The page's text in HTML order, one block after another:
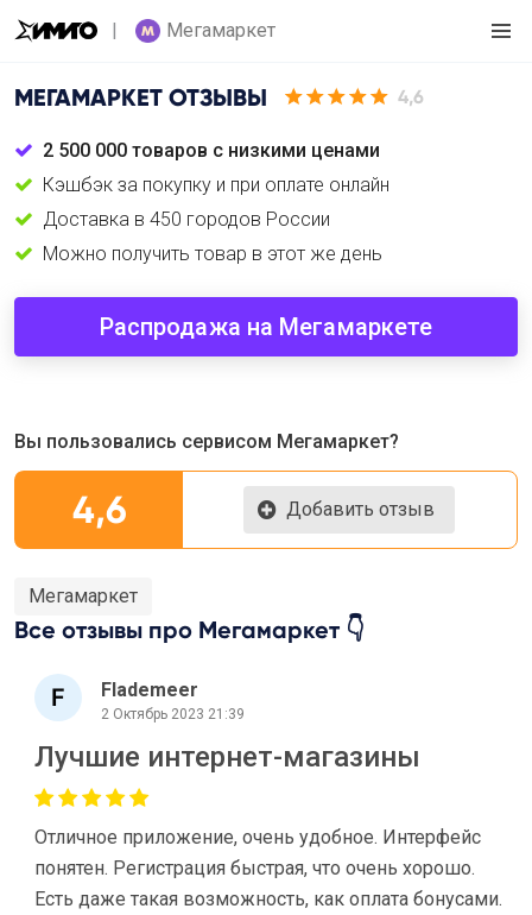
Мегамаркет
МЕГАМАРКЕТ ОТЗЫВЫ 4,6
2 500 000 товаров с низкими ценами
Кэшбэк за покупку и при оплате онлайн
Доставка в 450 городов России
Можно получить товар в этот же день
Распродажа на Мегамаркете
Вы пользовались сервисом Мегамаркет?
4,6 Добавить отзыв
Мегамаркет
Все отзывы про Мегамаркет 👇
Flademeer
2 Октябрь 2023 21:39
Лучшие интернет-магазины
Отличное приложение, очень удобное. Интерфейс
понятен. Регистрация быстрая, что очень хорошо.
Есть даже такая возможность, как оплата бонусами.